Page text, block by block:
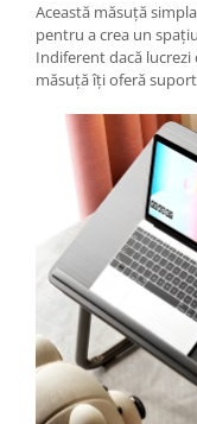
Această măsuță
pentru a crea un
Indiferent dacă lucrezi
măsuță îți oferă